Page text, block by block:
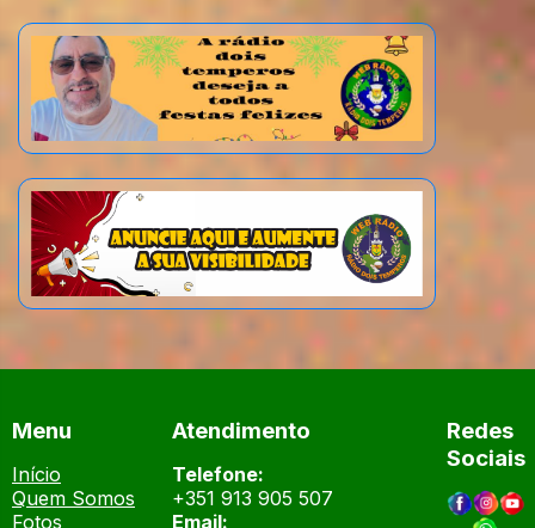
Menu
Início
Quem Somos
Fotos
Atendimento
Telefone:
+351 913 905 507
Email:
Redes
Sociais